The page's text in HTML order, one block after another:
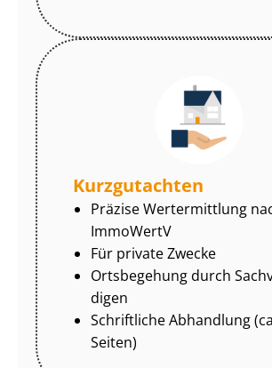
Kurzgutachten
Präzise Wertermittlung
ImmoWertV
Für private Zwecke
Ortsbegehung durch
di­gen
Schriftliche Abhandlung
Seiten)